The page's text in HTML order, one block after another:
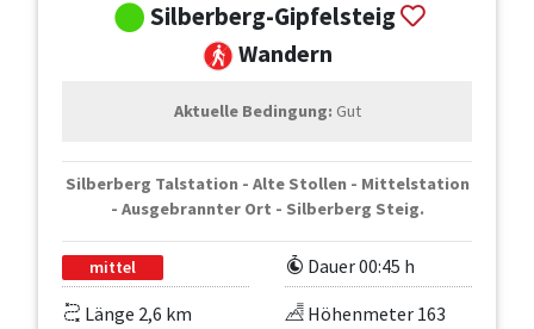
Silberberg-Gipfelsteig
Wandern
Aktuelle Bedingung: Gut
Silberberg Talstation - Alte Stollen - Mittelstation
- Ausgebrannter Ort - Silberberg Steig.
mittel
Dauer 00:45 h
Länge 2,6 km
Höhenmeter 163